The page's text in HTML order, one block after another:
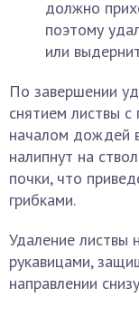
должно
поэтому
или
По завершении
снятием листвы с
началом дождей
налипнут на
почки, что
грибками.
Удаление листвы
рукавицами,
направлении